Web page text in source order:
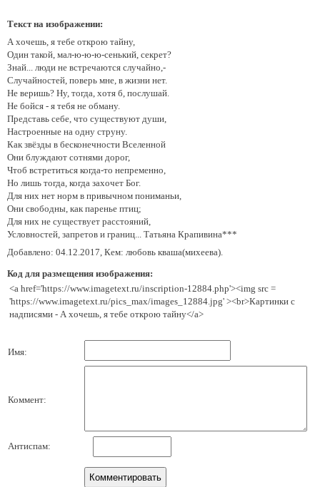
Текст на изображении:
А хочешь, я тебе открою тайну,
Один такой, мал-ю-ю-ю-сенький, секрет?
Знай... люди не встречаются случайно,-
Случайностей, поверь мне, в жизни нет.
Не веришь? Ну, тогда, хотя б, послушай.
Не бойся - я тебя не обману.
Представь себе, что существуют души,
Настроенные на одну струну.
Как звёзды в бесконечности Вселенной
Они блуждают сотнями дорог,
Чтоб встретиться когда-то непременно,
Но лишь тогда, когда захочет Бог.
Для них нет норм в привычном пониманьи,
Они свободны, как паренье птиц;
Для них не существует расстояний,
Условностей, запретов и границ... Татьяна Крапивина***
Добавлено: 04.12.2017, Кем: любовь кваша(михеева).
Код для размещения изображения:
<a href='https://www.imagetext.ru/inscription-12884.php'><img src =
'https://www.imagetext.ru/pics_max/images_12884.jpg' ><br>Картинки с
надписями - А хочешь, я тебе открою тайну</a>
Имя:
Коммент:
Антиспам: